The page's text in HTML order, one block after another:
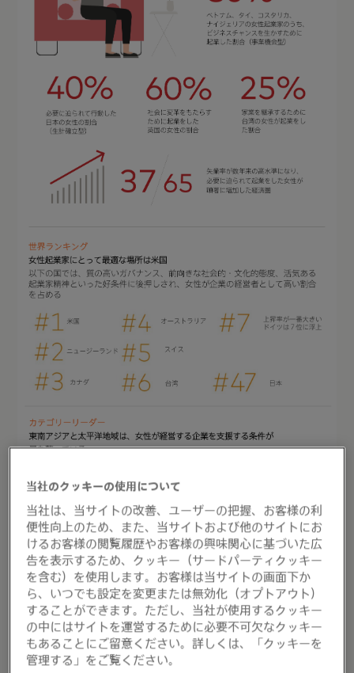
当社のクッキーの使用について
当社は、当サイトの改善、ユーザーの把握、お客様の利
便性向上のため、また、当サイトおよび他のサイトにお
けるお客様の閲覧履歴やお客様の興味関心に基づいた広
告を表示するため、クッキー（サードパーティクッキー
を含む）を使用します。お客様は当サイトの画面下か
ら、いつでも設定を変更または無効化（オプトアウト）
することができます。ただし、当社が使用するクッキー
の中にはサイトを運営するために必要不可欠なクッキー
もあることにご留意ください。詳しくは、「クッキーを
管理する」をご覧ください。